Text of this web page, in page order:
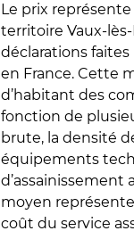
Le prix
territoire Vaux-
déclarations faites
en France. Cette
d’habitant des
fonction de
brute, la densité
équipements
d’assainissement
moyen
coût du service